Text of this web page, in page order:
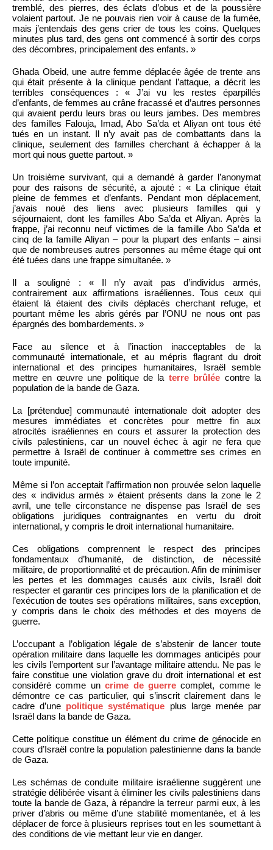
tremblé, des pierres, des éclats d’obus et de la poussière
volaient partout. Je ne pouvais rien voir à cause de la fumée,
mais j’entendais des gens crier de tous les coins. Quelques
minutes plus tard, des gens ont commencé à sortir des corps
des décombres, principalement des enfants. »
Ghada Obeid, une autre femme déplacée âgée de trente ans
qui était présente à la clinique pendant l’attaque, a décrit les
terribles conséquences : « J’ai vu les restes éparpillés
d’enfants, de femmes au crâne fracassé et d’autres personnes
qui avaient perdu leurs bras ou leurs jambes. Des membres
des familles Falouja, Imad, Abo Sa’da et Aliyan ont tous été
tués en un instant. Il n’y avait pas de combattants dans la
clinique, seulement des familles cherchant à échapper à la
mort qui nous guette partout. »
Un troisième survivant, qui a demandé à garder l’anonymat
pour des raisons de sécurité, a ajouté : « La clinique était
pleine de femmes et d’enfants. Pendant mon déplacement,
j’avais noué des liens avec plusieurs familles qui y
séjournaient, dont les familles Abo Sa’da et Aliyan. Après la
frappe, j’ai reconnu neuf victimes de la famille Abo Sa’da et
cinq de la famille Aliyan – pour la plupart des enfants – ainsi
que de nombreuses autres personnes au même étage qui ont
été tuées dans une frappe simultanée. »
Il a souligné : « Il n’y avait pas d’individus armés,
contrairement aux affirmations israéliennes. Tous ceux qui
étaient là étaient des civils déplacés cherchant refuge, et
pourtant même les abris gérés par l’ONU ne nous ont pas
épargnés des bombardements. »
Face au silence et à l’inaction inacceptables de la
communauté internationale, et au mépris flagrant du droit
international et des principes humanitaires, Israël semble
mettre en œuvre une politique de la terre brûlée contre la
population de la bande de Gaza.
La [prétendue] communauté internationale doit adopter des
mesures immédiates et concrètes pour mettre fin aux
atrocités israéliennes en cours et assurer la protection des
civils palestiniens, car un nouvel échec à agir ne fera que
permettre à Israël de continuer à commettre ses crimes en
toute impunité.
Même si l’on acceptait l’affirmation non prouvée selon laquelle
des « individus armés » étaient présents dans la zone le 2
avril, une telle circonstance ne dispense pas Israël de ses
obligations juridiques contraignantes en vertu du droit
international, y compris le droit international humanitaire.
Ces obligations comprennent le respect des principes
fondamentaux d’humanité, de distinction, de nécessité
militaire, de proportionnalité et de précaution. Afin de minimiser
les pertes et les dommages causés aux civils, Israël doit
respecter et garantir ces principes lors de la planification et de
l’exécution de toutes ses opérations militaires, sans exception,
y compris dans le choix des méthodes et des moyens de
guerre.
L’occupant a l’obligation légale de s’abstenir de lancer toute
opération militaire dans laquelle les dommages anticipés pour
les civils l’emportent sur l’avantage militaire attendu. Ne pas le
faire constitue une violation grave du droit international et est
considéré comme uncrime de guerrecomplet, comme le
démontre ce cas particulier, qui s’inscrit clairement dans le
cadre d’une politique systématique plus large menée par
Israël dans la bande de Gaza.
Cette politique constitue un élément du crime de génocide en
cours d’Israël contre la population palestinienne dans la bande
de Gaza.
Les schémas de conduite militaire israélienne suggèrent une
stratégie délibérée visant à éliminer les civils palestiniens dans
toute la bande de Gaza, à répandre la terreur parmi eux, à les
priver d’abris ou même d’une stabilité momentanée, et à les
déplacer de force à plusieurs reprises tout en les soumettant à
des conditions de vie mettant leur vie en danger.